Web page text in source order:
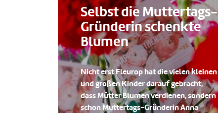
Selbst die Muttertags-
Gründerin schenkte
Blumen
Nicht erst Fleurop hat die vielen kleinen
und großen Kinder darauf gebracht,
dass Mütter Blumen verdienen, sondern
schon Muttertags-Gründerin Anna